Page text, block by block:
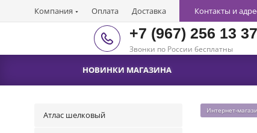
Компания Оплата Доставка Контакты и
+7 (967) 256 13 37
Звонки по России бесплатны
НОВИНКИ МАГАЗИНА
Атлас шелковый Интернет-